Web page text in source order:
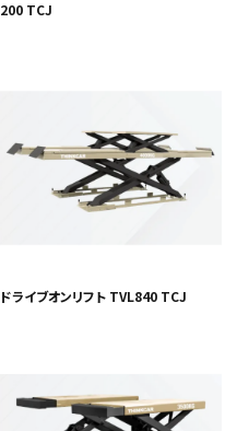
200 TCJ
ドライブオンリフト TVL840 TCJ